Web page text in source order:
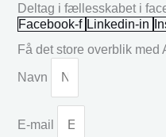
Deltag i fællesskabet i
Facebook-f Linkedin-in
Få det store overblik med
Navn
E-mail